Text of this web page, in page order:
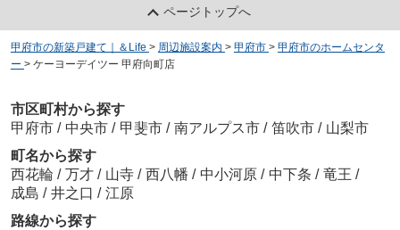
ページトップへ
甲府市の新築戸建て｜＆Life > 周辺施設案内 > 甲府市 > 甲府市のホームセンタ
ー > ケーヨーデイツー 甲府向町店
市区町村から探す
甲府市 / 中央市 / 甲斐市 / 南アルプス市 / 笛吹市 / 山梨市
町名から探す
西花輪 / 万才 / 山寺 / 西八幡 / 中小河原 / 中下条 / 竜王 /
成島 / 井之口 / 江原
路線から探す